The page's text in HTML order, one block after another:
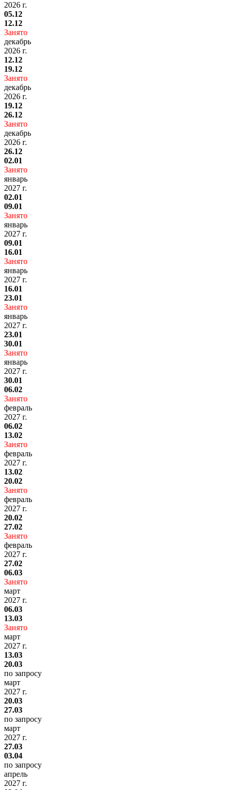
2026 г.
05.12
12.12
Занято
декабрь
2026 г.
12.12
19.12
Занято
декабрь
2026 г.
19.12
26.12
Занято
декабрь
2026 г.
26.12
02.01
Занято
январь
2027 г.
02.01
09.01
Занято
январь
2027 г.
09.01
16.01
Занято
январь
2027 г.
16.01
23.01
Занято
январь
2027 г.
23.01
30.01
Занято
январь
2027 г.
30.01
06.02
Занято
февраль
2027 г.
06.02
13.02
Занято
февраль
2027 г.
13.02
20.02
Занято
февраль
2027 г.
20.02
27.02
Занято
февраль
2027 г.
27.02
06.03
Занято
март
2027 г.
06.03
13.03
Занято
март
2027 г.
13.03
20.03
по запросу
март
2027 г.
20.03
27.03
по запросу
март
2027 г.
27.03
03.04
по запросу
апрель
2027 г.